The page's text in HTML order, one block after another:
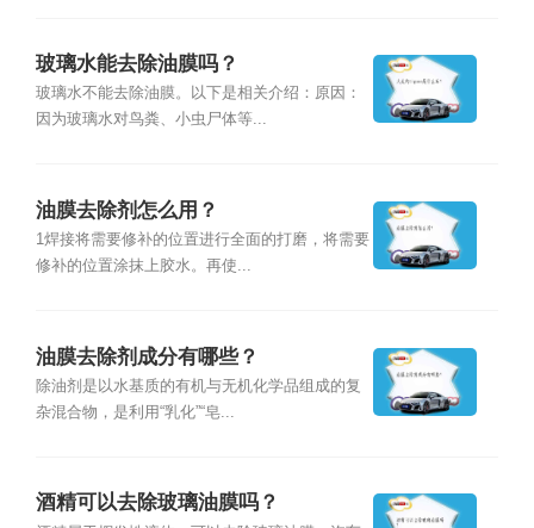
玻璃水能去除油膜吗？
玻璃水不能去除油膜。以下是相关介绍：原因：
因为玻璃水对鸟粪、小虫尸体等...
油膜去除剂怎么用？
1焊接将需要修补的位置进行全面的打磨，将需要
修补的位置涂抹上胶水。再使...
油膜去除剂成分有哪些？
除油剂是以水基质的有机与无机化学品组成的复
杂混合物，是利用“乳化”“皂...
酒精可以去除玻璃油膜吗？